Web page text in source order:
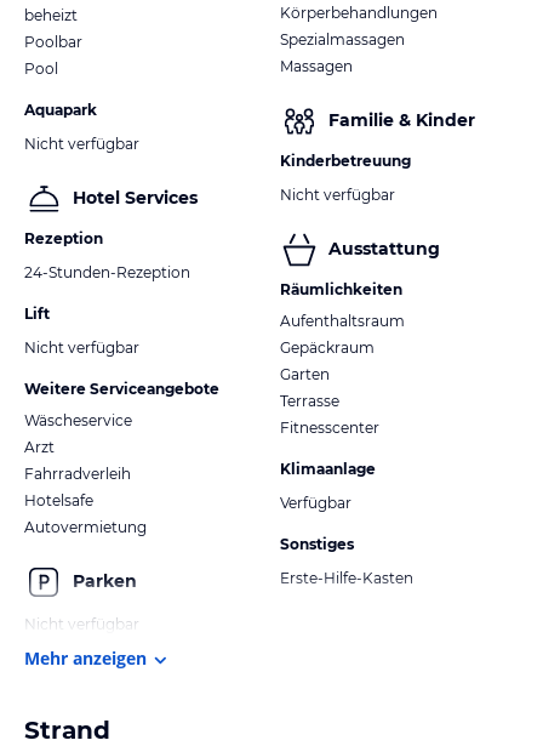
beheizt
Poolbar
Pool
Aquapark
Nicht verfügbar
Hotel Services
Rezeption
24-Stunden-Rezeption
Lift
Nicht verfügbar
Weitere Serviceangebote
Wäscheservice
Arzt
Fahrradverleih
Hotelsafe
Autovermietung
Parken
Nicht verfügbar
Körperbehandlungen
Spezialmassagen
Massagen
Familie & Kinder
Kinderbetreuung
Nicht verfügbar
Ausstattung
Räumlichkeiten
Aufenthaltsraum
Gepäckraum
Garten
Terrasse
Fitnesscenter
Klimaanlage
Verfügbar
Sonstiges
Erste-Hilfe-Kasten
Mehr anzeigen
Strand